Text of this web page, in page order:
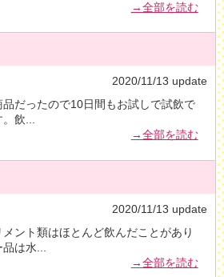
→全部を読む
2020/11/13 update
だったので10日間もお試しで試飲で
。飲...
→全部を読む
2020/11/13 update
ント類はほとんど飲んだことがあり
品は水
→全部を読む